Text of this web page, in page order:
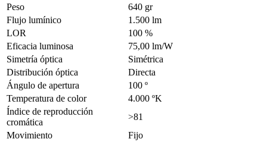
Peso
640 gr
Flujo lumínico
1.500 lm
LOR
100 %
Eficacia luminosa
75,00 lm/W
Simetría óptica
Simétrica
Distribución óptica
Directa
Ángulo de apertura
100 º
Temperatura de color
4.000 ºK
Índice de reproducción
cromática
>81
Movimiento
Fijo